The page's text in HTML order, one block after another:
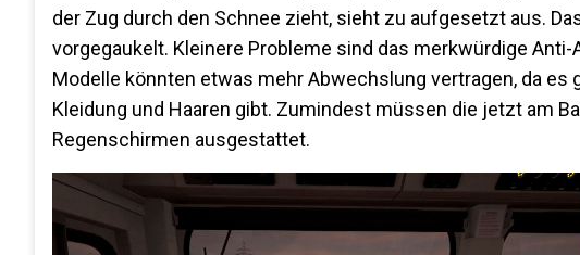
der Zug durch den Schnee zieht, sieht zu aufgesetzt aus.
vorgegaukelt. Kleinere Probleme sind das merkwürdige
Modelle könnten etwas mehr Abwechslung vertragen, da
Kleidung und Haaren gibt. Zumindest müssen die jetzt am
Regenschirmen ausgestattet.